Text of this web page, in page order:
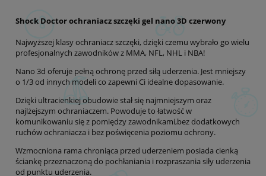
Shock Doctor ochraniacz szczęki gel nano 3D czerwony
Najwyższej klasy ochraniacz szczęki, dzięki czemu wybrało go wielu
profesjonalnych zawodników z MMA, NFL, NHL i NBA!
Nano 3d oferuje pełną ochronę przed siłą uderzenia. Jest mniejszy
o 1/3 od innych modeli co zapewni Ci idealne dopasowanie.
Dzięki ultracienkiej obudowie stał się najmniejszym oraz
najlżejszym ochraniaczem. Powoduje to łatwość w
komunikowaniu się z pomiędzy zawodnikami,bez dodatkowych
ruchów ochraniacza i bez poświęcenia poziomu ochrony.
Wzmocniona rama chroniąca przed uderzeniem posiada cienką
ściankę przeznaczoną do pochłaniania i rozpraszania siły uderzenia
od punktu uderzenia.